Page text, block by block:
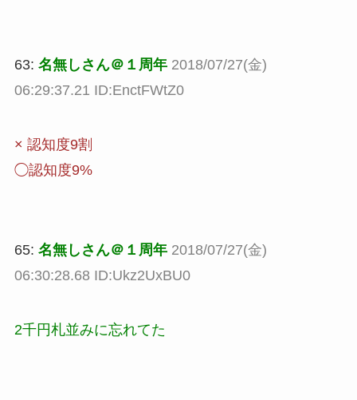
63: 名無しさん＠１周年 2018/07/27(金)
06:29:37.21 ID:EnctFWtZ0
× 認知度9割
◯認知度9%
65: 名無しさん＠１周年 2018/07/27(金)
06:30:28.68 ID:Ukz2UxBU0
2千円札並みに忘れてた